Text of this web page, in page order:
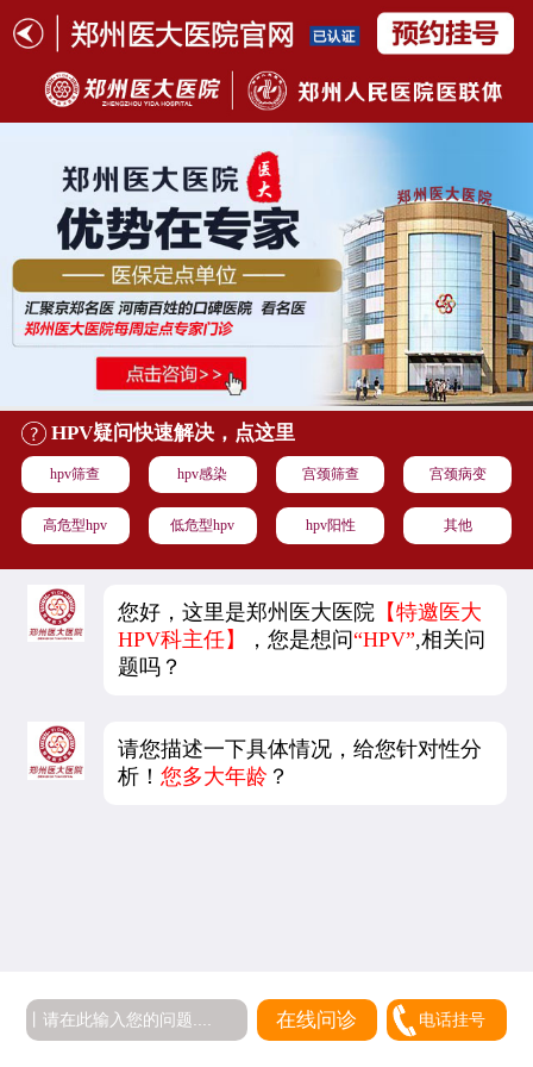
HPV疑问快速解决，点这里
hpv筛查 hpv感染 宫颈筛查 宫颈病变
高危型hpv 低危型hpv hpv阳性 其他
您好，这里是郑州医大医院 【特邀医大
HPV科主任】
，您是想问“HPV”,相关问
题吗？
请您描述一下具体情况，给您针对性分
析！您多大年龄 ？
在线问诊 电话挂号